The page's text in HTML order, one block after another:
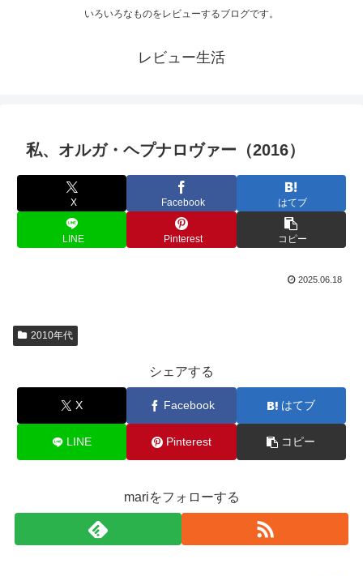
いろいろなものをレビューするブログです。
レビュー生活
私、オルガ・ヘプナロヴァー（2016）
X Facebook はてブ
LINE Pinterest コピー
2025.06.18
2010年代
シェアする
X Facebook はてブ
LINE Pinterest コピー
mariをフォローする